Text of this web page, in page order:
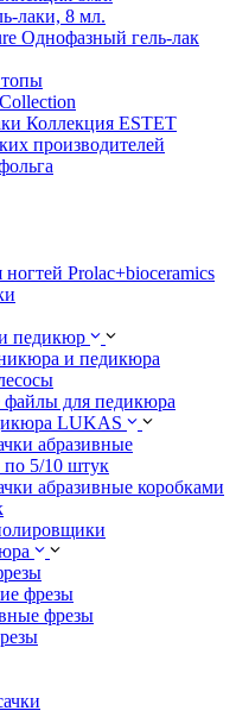
лаки, 8 мл.
Однофазный гель-лак
Коллекция ESTET
производителей
Prolac+bioceramics
педикюр
и педикюра
для педикюра
LUKAS
абразивные
по 5/10 штук
абразивные коробками
фрезы
фрезы